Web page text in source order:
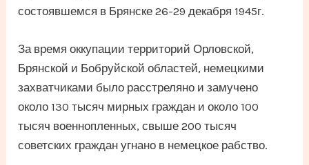
состоявшемся в Брянске 26-29 декабря 1945г.
За время оккупации территорий Орловской,
Брянской и Бобруйской областей, немецкими
захватчиками было расстреляно и замучено
около 130 тысяч мирных граждан и около 100
тысяч военнопленных, свыше 200 тысяч
советских граждан угнано в немецкое рабство.